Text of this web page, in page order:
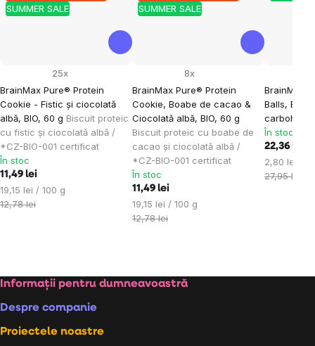
SUMMER SALE
BrainMax Pure® Protein
Cookie - Fistic și ciocolată
albă, BIO, 60 g Biscuit proteic
cu fistic și ciocolată albă /
*CZ-BIO-001 certificat
25x
În stoc
11,49 lei
Evaluare
preţ:
19,15 lei / 100 g
12,78 lei
SUMMER SALE
BrainMax Pure® Protein
Cookie, Boabe de cacao &
Ciocolată albă, BIO, 60 g
Biscuit proteic cu boabe de
cacao și ciocolată albă /
*CZ-BIO-001 certificat
8x
În stoc
11,49 lei
Evaluare
preţ:
19,15 lei / 100 g
12,78 lei
BrainMax
Balls, Bile
În stoc
22,36 lei
Evaluare
preţ:
2,80 lei / 1
27,95 lei
Subsol
Informații pentru dumneavoastră
Despre companie
Proiectele noastre